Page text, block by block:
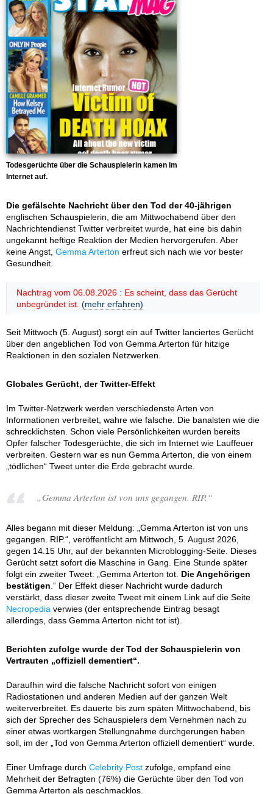
Todesgerüchte über die Schauspielerin kamen im
Internet auf.
Die gefälschte Nachricht über den Tod der 40-jährigen
englischen Schauspielerin, die am Mittwochabend über den
Nachrichtendienst Twitter verbreitet wurde, hat eine bis dahin
ungekannt heftige Reaktion der Medien hervorgerufen. Aber
keine Angst, Gemma Arterton erfreut sich nach wie vor bester
Gesundheit.
Nachtrag vom 06.08.2026 : Es scheint, dass das Gerücht
unbegründet ist. (mehr erfahren)
Seit Mittwoch (5. August) sorgt ein auf Twitter lanciertes Gerücht
über den angeblichen Tod von Gemma Arterton für hitzige
Reaktionen in den sozialen Netzwerken.
Globales Gerücht, der Twitter-Effekt
Im Twitter-Netzwerk werden verschiedenste Arten von
Informationen verbreitet, wahre wie falsche. Die banalsten wie die
schrecklichsten. Schon viele Persönlichkeiten wurden bereits
Opfer falscher Todesgerüchte, die sich im Internet wie Lauffeuer
verbreiten. Gestern war es nun Gemma Arterton, die von einem
„tödlichen“ Tweet unter die Erde gebracht wurde.
„Gemma Arterton ist von uns gegangen. RIP.“
Alles begann mit dieser Meldung: „Gemma Arterton ist von uns
gegangen. RIP.“, veröffentlicht am Mittwoch, 5. August 2026,
gegen 14.15 Uhr, auf der bekannten Microblogging-Seite. Dieses
Gerücht setzt sofort die Maschine in Gang. Eine Stunde später
folgt ein zweiter Tweet: „Gemma Arterton tot. Die Angehörigen
bestätigen .“ Der Effekt dieser Nachricht wurde dadurch
verstärkt, dass dieser zweite Tweet mit einem Link auf die Seite
Necropedia verwies (der entsprechende Eintrag besagt
allerdings, dass Gemma Arterton nicht tot ist).
Berichten zufolge wurde der Tod der Schauspielerin von
Vertrauten „offiziell dementiert“.
Daraufhin wird die falsche Nachricht sofort von einigen
Radiostationen und anderen Medien auf der ganzen Welt
weiterverbreitet. Es dauerte bis zum späten Mittwochabend, bis
sich der Sprecher des Schauspielers dem Vernehmen nach zu
einer etwas wortkargen Stellungnahme durchgerungen haben
soll, im der „Tod von Gemma Arterton offiziell dementiert“ wurde.
Einer Umfrage durch Celebrity Post zufolge, empfand eine
Mehrheit der Befragten (76%) die Gerüchte über den Tod von
Gemma Arterton als geschmacklos.